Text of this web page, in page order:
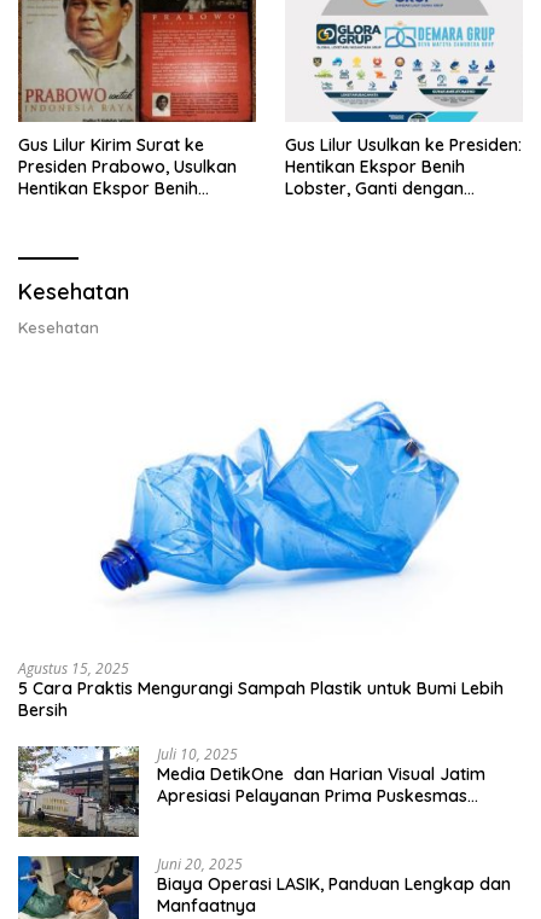
Gus Lilur Kirim Surat ke
Presiden Prabowo, Usulkan
Hentikan Ekspor Benih
Gus Lilur Usulkan ke Presiden:
Hentikan Ekspor Benih
Lobster, Ganti dengan
Kesehatan
Kesehatan
Agustus 15, 2025
5 Cara Praktis Mengurangi Sampah Plastik untuk Bumi Lebih
Bersih
Juli 10, 2025
Media DetikOne dan Harian Visual Jatim
Apresiasi Pelayanan Prima Puskesmas
Juni 20, 2025
Biaya Operasi LASIK, Panduan Lengkap dan
Manfaatnya